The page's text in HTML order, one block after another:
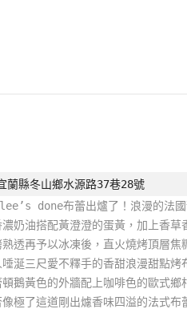
蘭縣冬山鄉水源路37巷28號
done布蕾出爐了！浪漫的法國
濃奶油搭配黃澄澄的蛋黃，加上香草
透再予以冰凍後，直火燒烤頂層焦
唾涎三尺愛不釋手的香甜浪漫甜點烤
鵝黃色的外牆配上咖啡色的歐式鄉
像極了這道剛出爈香味四溢的法式布